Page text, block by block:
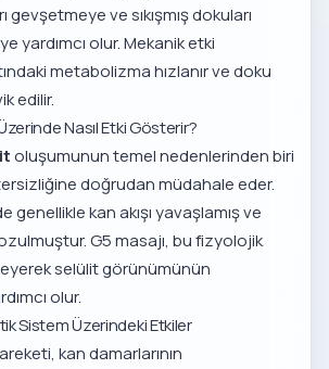
gevşetmeye ve sıkışmış dokuları
yardımcı olur. Mekanik etki
metabolizma hızlanır ve doku
edilir.
Nasıl Etki Gösterir?
oluşumunun temel nedenlerinden biri
doğrudan müdahale eder.
genellikle kan akışı yavaşlamış ve
G5 masajı, bu fizyolojik
selülit görünümünün
olur.
Sistem Üzerindeki Etkiler
kan damarlarının